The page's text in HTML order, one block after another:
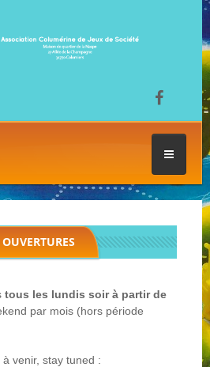
tous les lundis soir à partir de
par mois (hors période
venir, stay tuned :